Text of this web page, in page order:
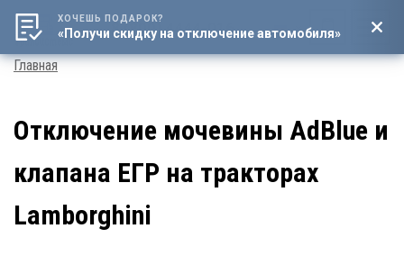
8 (800) 4444-016
Строка
Главная
Отключение мочевины AdBlue и
клапана ЕГР на тракторах
Lamborghini
ХОЧЕШЬ ПОДАРОК?
«Получи скидку на отключение автомобиля»